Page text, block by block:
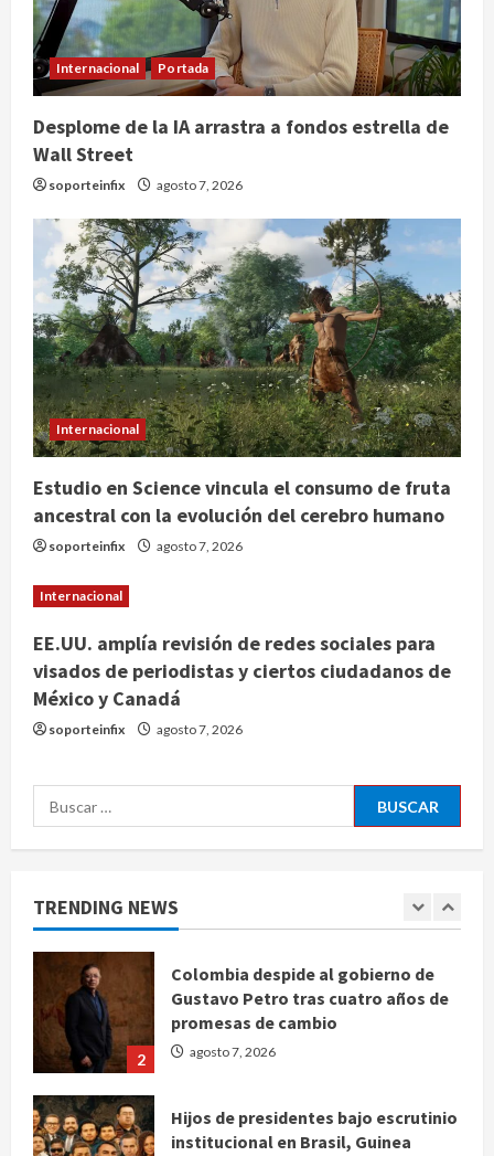
Internacional Portada
Desplome de la IA arrastra a fondos estrella de
Wall Street
soporteinfix agosto 7, 2026
Internacional
Estudio en Science vincula el consumo de fruta
ancestral con la evolución del cerebro humano
soporteinfix agosto 7, 2026
Internacional
EE.UU. amplía revisión de redes sociales para
visados de periodistas y ciertos ciudadanos de
México y Canadá
soporteinfix agosto 7, 2026
Buscar:
TRENDING NEWS
2
Colombia despide al gobierno de
Gustavo Petro tras cuatro años de
promesas de cambio
agosto 7, 2026
3
Hijos de presidentes bajo escrutinio
institucional en Brasil, Guinea
Ecuatorial, Angola y EE.UU.
agosto 7, 2026
Investiga Cofepris posible vínculo
Ángela Buitrago señala videos
ocultados en el caso Ayotzinapa
1
Charlotte FC vs Atlas: Fecha,
horario y canal para ver el partido
2
Colombia despide al gobierno de
Gustavo Petro tras cuatro años de
promesas de cambio
agosto 7, 2026
Hijos de presidentes bajo escrutinio
institucional en Brasil, Guinea